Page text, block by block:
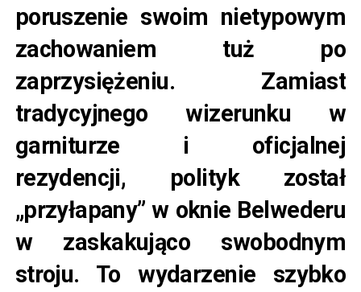
poruszenie swoim nietypowym
zachowaniem tuż po
zaprzysiężeniu. Zamiast
tradycyjnego wizerunku w
garniturze i oficjalnej
rezydencji, polityk został
„przyłapany” w oknie Belwederu
w zaskakująco swobodnym
stroju. To wydarzenie szybko